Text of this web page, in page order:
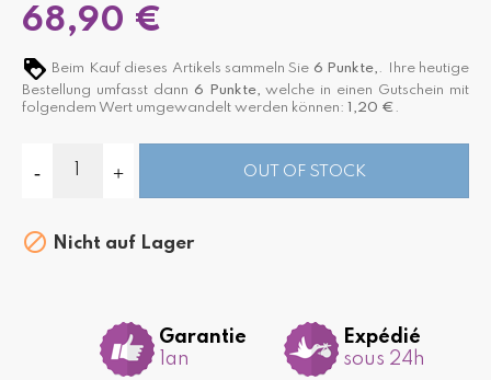
68,90 €
Beim Kauf dieses Artikels sammeln Sie 6 Punkte, . Ihre heutige
Bestellung umfasst dann 6 Punkte, welche in einen Gutschein mit
folgendem Wert umgewandelt werden können: 1,20 € .
OUT OF STOCK
 Nicht auf Lager
Garantie
1an
Expédié
sous 24h